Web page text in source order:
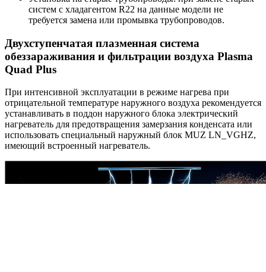
систем с хладагентом R22 на данные модели не
требуется замена или промывка трубопроводов.
Двухступенчатая плазменная система
обеззараживания и фильтрации воздуха Plasma
Quad Plus
При интенсивной эксплуатации в режиме нагрева при
отрицательной температуре наружного воздуха рекомендуется
устанавливать в поддон наружного блока электрический
нагреватель для предотвращения замерзания конденсата или
использовать специальный наружный блок MUZ LN_VGHZ,
имеющий встроенный нагреватель.